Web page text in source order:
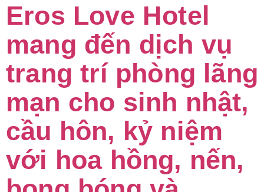
Eros Love Hotel
mang đến dịch vụ
trang trí phòng lãng
mạn cho sinh nhật,
cầu hôn, kỷ niệm
với hoa hồng, nến,